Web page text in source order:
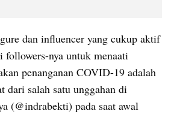
dan influencer yang cukup aktif
followers-nya untuk menaati
penanganan COVID-19 adalah
dari salah satu unggahan di
(@indrabekti) pada saat awal